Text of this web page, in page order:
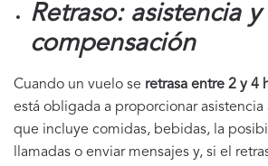
Retraso: asistencia y
compensación
Cuando un vuelo se retrasa entre 2 y 4
está obligada a proporcionar asistencia
que incluye comidas, bebidas, la
llamadas o enviar mensajes y, si el